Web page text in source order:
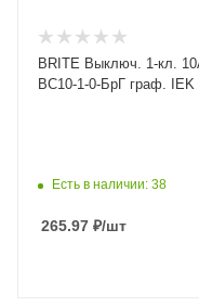
BRITE Выключ. 1-кл.
ВС10-1-0-БрГ граф. IEK
Есть в наличии: 38
265.97 ₽/шт